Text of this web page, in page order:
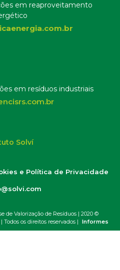
em reaproveitamento
em resíduos industriais
Solví
e Política de Privacidade
de Valorização de Resíduos | 2020 ©
| Todos os direitos reservados | Informes